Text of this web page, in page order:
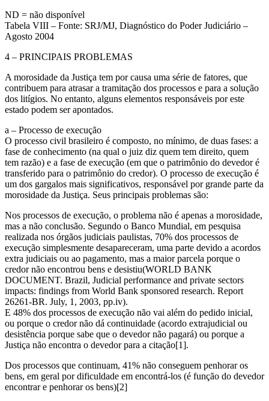
ND = não disponível
Tabela VIII – Fonte: SRJ/MJ, Diagnóstico do Poder Judiciário –
Agosto 2004
4 – PRINCIPAIS PROBLEMAS
A morosidade da Justiça tem por causa uma série de fatores, que
contribuem para atrasar a tramitação dos processos e para a solução
dos litígios. No entanto, alguns elementos responsáveis por este
estado podem ser apontados.
a – Processo de execução
O processo civil brasileiro é composto, no mínimo, de duas fases: a
fase de conhecimento (na qual o juiz diz quem tem direito, quem
tem razão) e a fase de execução (em que o patrimônio do devedor é
transferido para o patrimônio do credor). O processo de execução é
um dos gargalos mais significativos, responsável por grande parte da
morosidade da Justiça. Seus principais problemas são:
Nos processos de execução, o problema não é apenas a morosidade,
mas a não conclusão. Segundo o Banco Mundial, em pesquisa
realizada nos órgãos judiciais paulistas, 70% dos processos de
execução simplesmente desapareceram, uma parte devido a acordos
extra judiciais ou ao pagamento, mas a maior parcela porque o
credor não encontrou bens e desistiu(WORLD BANK
DOCUMENT. Brazil, Judicial performance and private sectors
impacts: findings from World Bank sponsored research. Report
26261-BR. July, 1, 2003, pp.iv).
E 48% dos processos de execução não vai além do pedido inicial,
ou porque o credor não dá continuidade (acordo extrajudicial ou
desistência porque sabe que o devedor não pagará) ou porque a
Justiça não encontra o devedor para a citação[1].
Dos processos que continuam, 41% não conseguem penhorar os
bens, em geral por dificuldade em encontrá-los (é função do devedor
encontrar e penhorar os bens)[2]